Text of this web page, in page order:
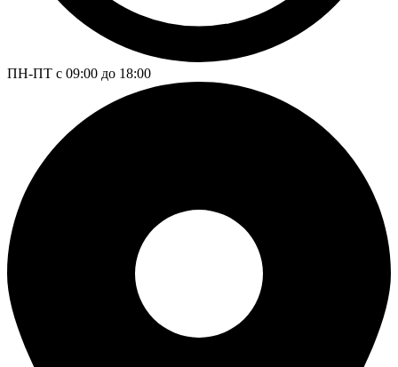
ПН-ПТ с 09:00 до 18:00